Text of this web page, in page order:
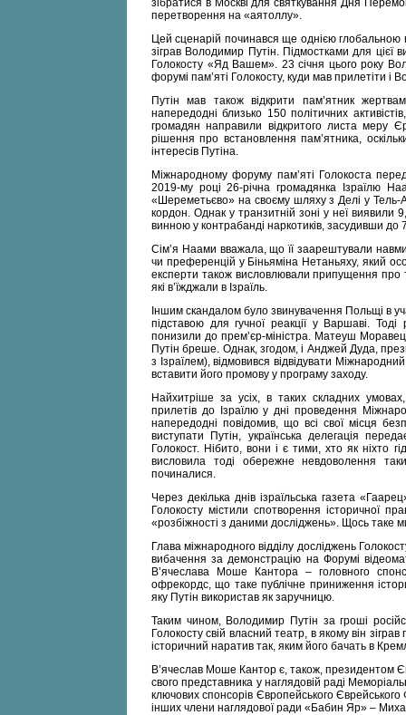
зібратися в Москві для святкування Дня
перетворення на «аятоллу».
Цей сценарій починався ще однією глобальною
зіграв Володимир Путін. Підмостками для цієї
Голокосту «Яд Вашем». 23 січня цього року
форумі пам’яті Голокосту, куди мав прилетіти і
Путін мав також відкрити пам’ятник
напередодні близько 150 політичних
громадян направили відкритого листа меру
рішення про встановлення пам’ятника,
інтересів Путіна.
Міжнародному форуму пам’яті Голокоста
2019-му році 26-річна громадянка Ізраїлю
«Шереметьєво» на своєму шляху з Делі у Тель-
кордон. Однак у транзитній зоні у неї
винною у контрабанді наркотиків, засудивши до
Сім’я Наами вважала, що її заарештували
чи преференцій у Біньяміна Нетаньяху, який
експерти також висловлювали припущення про
які в’їжджали в Ізраїль.
Іншим скандалом було звинувачення Польщі в
підставою для гучної реакції у Варшаві. Тоді
понизили до прем’єр-міністра. Матеуш
Путін бреше. Однак, згодом, і Анджей Дуда,
з Ізраїлем), відмовився відвідувати
вставити його промову у програму заходу.
Найхитріше за усіх, в таких складних
прилетів до Ізраїлю у дні проведення
напередодні повідомив, що всі свої місця
виступати Путін, українська делегація
Голокост. Нібито, вони і є тими, хто як ніхто
висловила тоді обережне невдоволення
починалися.
Через декілька днів ізраїльська газета
Голокосту містили спотворення історичної
«розбіжності з даними досліджень». Щось таке
Глава міжнародного відділу досліджень
вибачення за демонстрацію на Форумі
В’ячеслава Моше Кантора – головного
офрекордс, що таке публічне приниження
яку Путін використав як заручницю.
Таким чином, Володимир Путін за гроші
Голокосту свій власний театр, в якому він
історичний наратив так, яким його бачать в
В’ячеслав Моше Кантор є, також, президентом
свого представника у наглядовій раді
ключових спонсорів Європейського
інших члени наглядової ради «Бабин Яр» –